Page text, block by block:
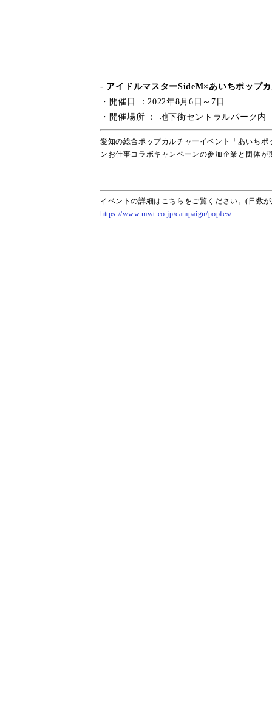
- アイドルマスターSideM×あいちポップ
・開催日 ：2022年8月6日～7日
・開催場所 ： 地下街セントラルパーク内
愛知の総合ポップカルチャーイベント「あいち
ンお仕事コラボキャンペーンの参加企業と団体
イベントの詳細はこちらをご覧ください。(日数
https://www.mwt.co.jp/campaign/popfes/